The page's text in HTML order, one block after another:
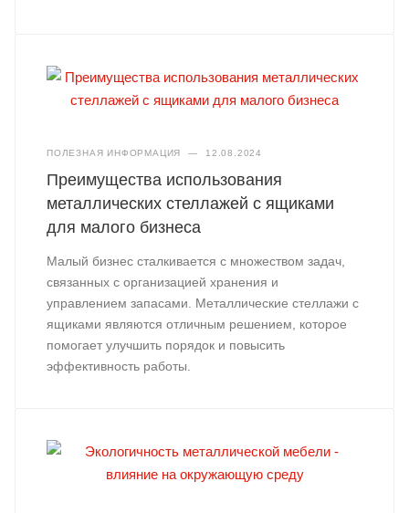
ПОЛЕЗНАЯ ИНФОРМАЦИЯ — 12.08.2024
Преимущества использования
металлических стеллажей с ящиками
для малого бизнеса
Малый бизнес сталкивается с множеством задач,
связанных с организацией хранения и
управлением запасами. Металлические стеллажи с
ящиками являются отличным решением, которое
помогает улучшить порядок и повысить
эффективность работы.